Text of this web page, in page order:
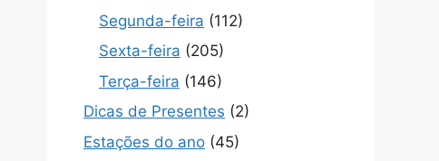
Segunda-feira (112)
Sexta-feira (205)
Terça-feira (146)
Dicas de Presentes (2)
Estações do ano (45)